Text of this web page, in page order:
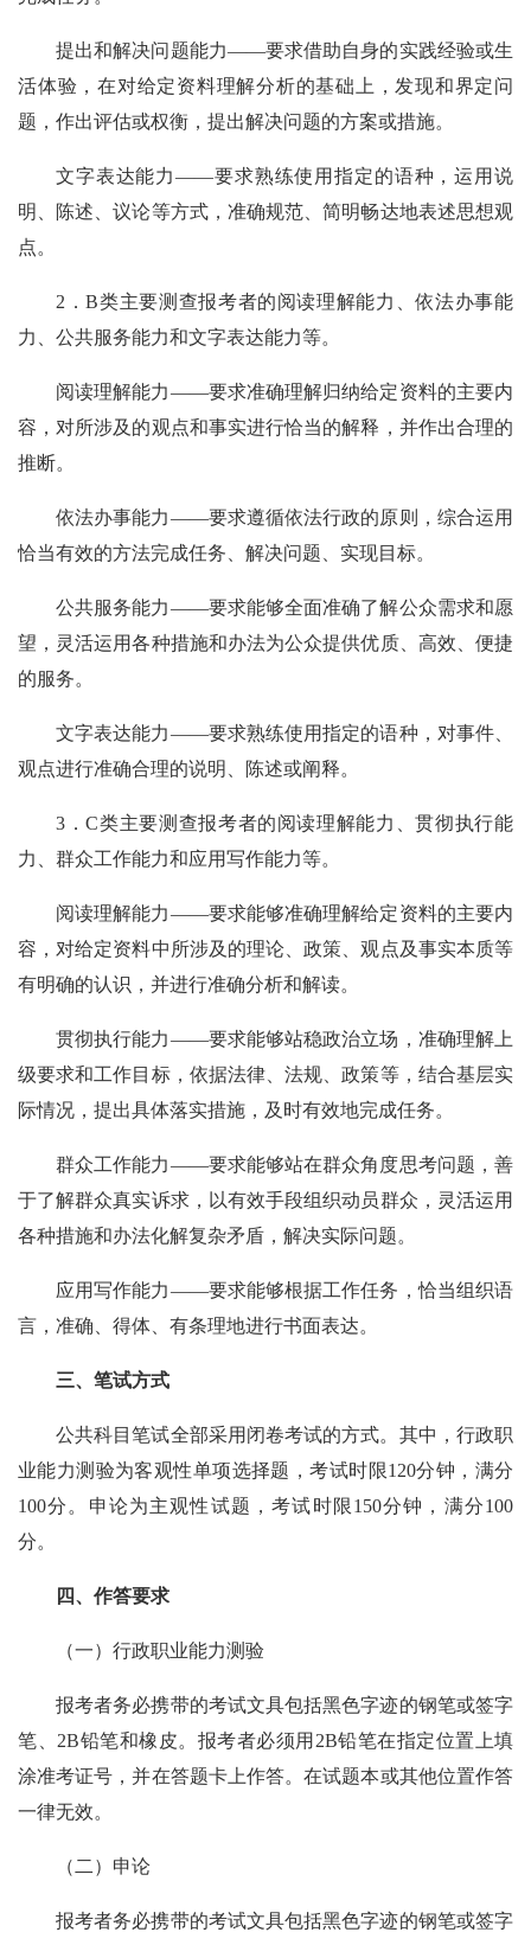
提出和解决问题能力——要求借助自身的实践经验或生
活体验，在对给定资料理解分析的基础上，发现和界定问
题，作出评估或权衡，提出解决问题的方案或措施。
文字表达能力——要求熟练使用指定的语种，运用说
明、陈述、议论等方式，准确规范、简明畅达地表述思想观
点。
2．B类主要测查报考者的阅读理解能力、依法办事能
力、公共服务能力和文字表达能力等。
阅读理解能力——要求准确理解归纳给定资料的主要内
容，对所涉及的观点和事实进行恰当的解释，并作出合理的
推断。
依法办事能力——要求遵循依法行政的原则，综合运用
恰当有效的方法完成任务、解决问题、实现目标。
公共服务能力——要求能够全面准确了解公众需求和愿
望，灵活运用各种措施和办法为公众提供优质、高效、便捷
的服务。
文字表达能力——要求熟练使用指定的语种，对事件、
观点进行准确合理的说明、陈述或阐释。
3．C类主要测查报考者的阅读理解能力、贯彻执行能
力、群众工作能力和应用写作能力等。
阅读理解能力——要求能够准确理解给定资料的主要内
容，对给定资料中所涉及的理论、政策、观点及事实本质等
有明确的认识，并进行准确分析和解读。
贯彻执行能力——要求能够站稳政治立场，准确理解上
级要求和工作目标，依据法律、法规、政策等，结合基层实
际情况，提出具体落实措施，及时有效地完成任务。
群众工作能力——要求能够站在群众角度思考问题，善
于了解群众真实诉求，以有效手段组织动员群众，灵活运用
各种措施和办法化解复杂矛盾，解决实际问题。
应用写作能力——要求能够根据工作任务，恰当组织语
言，准确、得体、有条理地进行书面表达。
三、笔试方式
公共科目笔试全部采用闭卷考试的方式。其中，行政职
业能力测验为客观性单项选择题，考试时限120分钟，满分
100分。申论为主观性试题，考试时限150分钟，满分100
分。
四、作答要求
（一）行政职业能力测验
报考者务必携带的考试文具包括黑色字迹的钢笔或签字
笔、2B铅笔和橡皮。报考者必须用2B铅笔在指定位置上填
涂准考证号，并在答题卡上作答。在试题本或其他位置作答
一律无效。
（二）申论
报考者务必携带的考试文具包括黑色字迹的钢笔或签字